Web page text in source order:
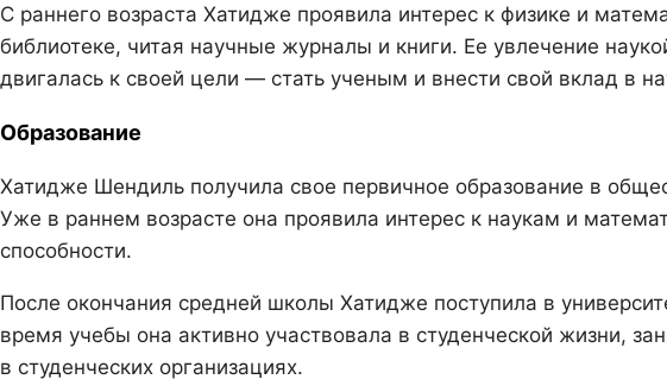
С раннего возраста Хатидже проявила интерес к физике и
библиотеке, читая научные журналы и книги. Ее увлечение
двигалась к своей цели — стать ученым и внести свой вклад в
Образование
Хатидже Шендиль получила свое первичное образование в
Уже в раннем возрасте она проявила интерес к наукам и
способности.
После окончания средней школы Хатидже поступила в
время учебы она активно участвовала в студенческой жизни,
в студенческих организациях.